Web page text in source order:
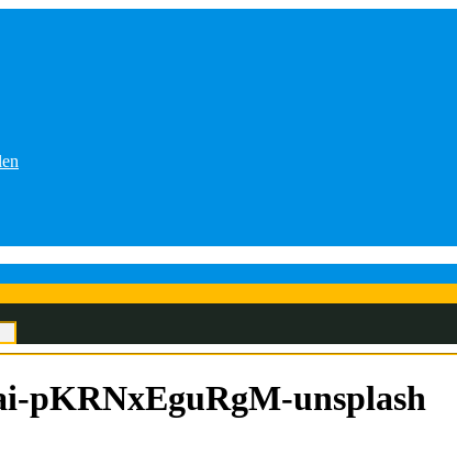
pKRNxEguRgM-unsplash